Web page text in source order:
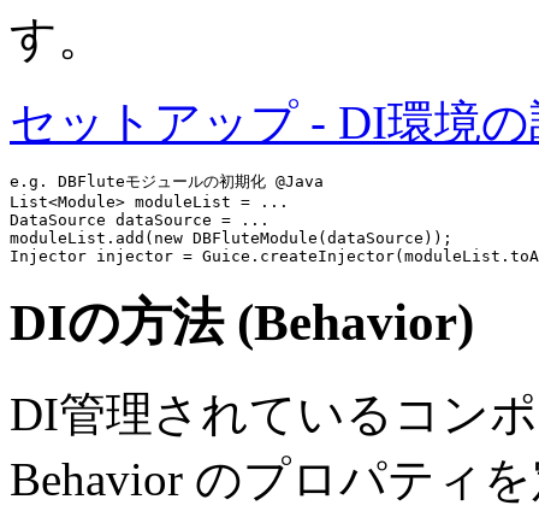
す。
セットアップ - DI環境
e.g. DBFluteモジュールの初期化 @Java
List<Module> moduleList = ...
DataSource dataSource = ...
moduleList.add( new DBFluteModule(dataSource));
Injector injector =
DIの方法 (Behavior)
DI管理されているコン
Behavior のプロパティ